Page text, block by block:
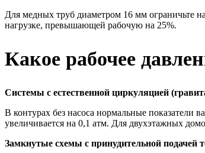
Для медных труб диаметром 16 мм ограничьте
нагрузке, превышающей рабочую на 25%.
Какое рабочее
Системы с естественной циркуляцией
В контурах без насоса нормальные показатели
увеличивается на 0,1 атм. Для двухэтажных
Замкнутые схемы с принудительной подачей